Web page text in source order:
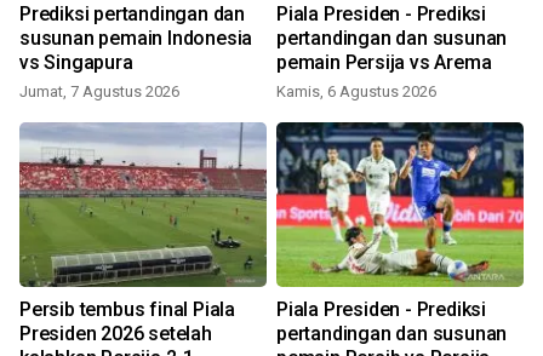
Prediksi pertandingan dan
susunan pemain Indonesia
vs Singapura
Jumat, 7 Agustus 2026
Piala Presiden - Prediksi
pertandingan dan susunan
pemain Persija vs Arema
Kamis, 6 Agustus 2026
Persib tembus final Piala
Presiden 2026 setelah
Piala Presiden - Prediksi
pertandingan dan susunan